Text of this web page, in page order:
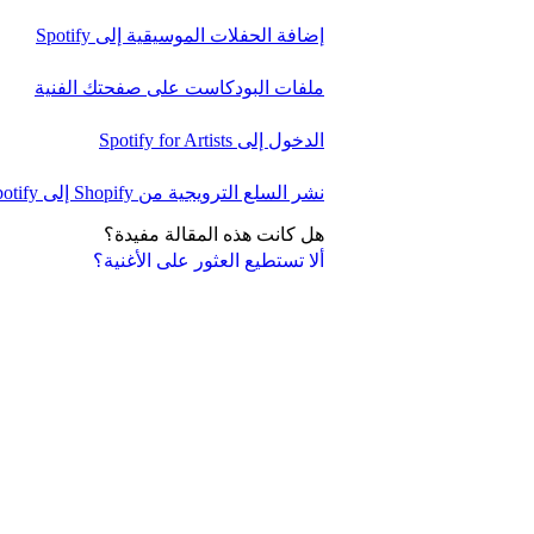
ألا تستطيع العثور على الأغنية؟
إضافة الحفلات الموسيقية إلى Spotify
ملفات البودكاست على صفحتك الفنية
الدخول إلى Spotify for Artists
نشر السلع الترويجية من Shopify إلى Spotify
هل كانت هذه المقالة مفيدة؟